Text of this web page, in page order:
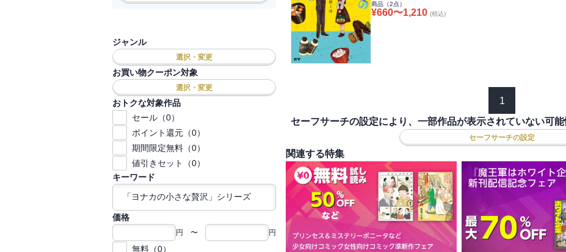
ジャンル
選択・変更
お買い物クーポン対象
選択・変更
おトクな対象作品
セール（0）
ポイント還元（0）
期間限定無料（0）
値引きセット（0）
キーワード
価格
円 〜 円
無料（0）
商品（2点）
¥660〜1,210 (税込)
1
セーフサーチの設定により、一部作品が表示されていない可能
セーフサーチの設定
関連する特集